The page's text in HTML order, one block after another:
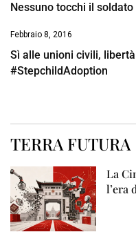
Nessuno tocchi il
Febbraio 8, 2016
Sì alle unioni civili,
#StepchildAdoption
TERRA FUTURA
La
l’era